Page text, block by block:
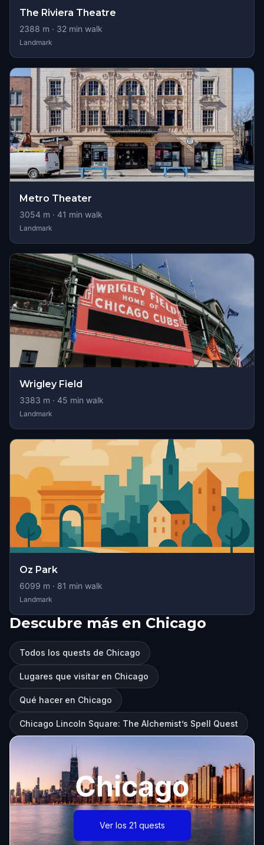
The Riviera Theatre
2388 m · 32 min walk
Landmark
Metro Theater
3054 m · 41 min walk
Landmark
Wrigley Field
3383 m · 45 min walk
Landmark
Oz Park
6099 m · 81 min walk
Landmark
Descubre más en Chicago
Todos los quests de Chicago
Lugares que visitar en Chicago
Qué hacer en Chicago
Chicago Lincoln Square: The Alchemist’s Spell Quest
Chicago
Ver los 21 quests